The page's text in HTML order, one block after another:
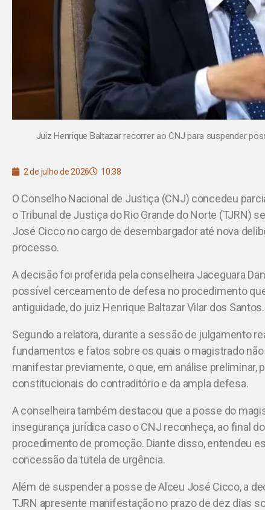
Juiz Henrique Baltazar recorrer ao CNJ para suspender
2 de julho de 2026 10:38
O Conselho Nacional de Justiça (CNJ) concedeu
o Tribunal de Justiça do Rio Grande do Norte (TJRN)
José Cicco no cargo de desembargador até nova
processo.
A decisão foi proferida pela conselheira Jaceguara
possível cerceamento de defesa no procedimento
antiguidade, do juiz Henrique Baltazar Vilar dos Santos.
Segundo a relatora, durante a sessão de julgamento
fundamentos e fatos sobre os quais o magistrado
manifestar previamente, o que, em análise preliminar,
constitucionais do contraditório e da ampla defesa.
A conselheira também destacou que a posse do
insegurança jurídica caso o CNJ reconheça, ao final
procedimento de promoção. Diante disso, entendeu
concessão da tutela de urgência.
Além de suspender a posse de Alceu José Cicco, a
TJRN apresente manifestação no prazo de dez dias